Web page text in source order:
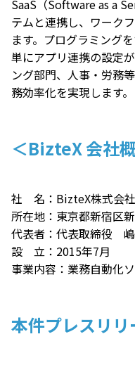
SaaS（Software as a
テムと連携し、ワーク
ます。プログラミング
単にアプリ連携の設定
ング部門、人事・労務
務効率化を実現します。
＜BizteX 会社
社 名：BizteX株式会
所在地：東京都新宿区
代表者：代表取締役
設 立：2015年7月
事業内容：業務自動化
本件プレスリリ